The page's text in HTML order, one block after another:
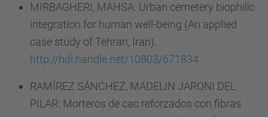
MIRBAGHERI, MAHSA: Urban cemetery biophilic
integration for human well-being (An applied
case study of Tehran, Iran).
http://hdl.handle.net/10803/671834
RAMÍREZ SÁNCHEZ, MADELIN JARONI DEL
PILAR: Morteros de cac reforzados con fibras